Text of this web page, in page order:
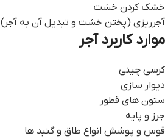
خشک کردن خشت
آجرریزی (پختن خشت و تبدیل آن به آجر)
موارد کاربرد آجر
کرسی چینی
دیوار سازی
ستون های قطور
جرز و پایه
قوس و پوشش انواع طاق و گنبد ها